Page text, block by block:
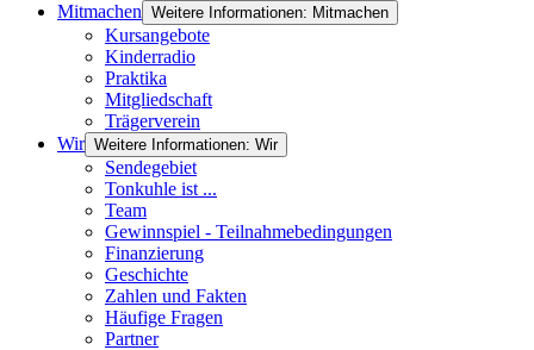
Mitmachen Weitere Informationen: Mitmachen
Kursangebote
Kinderradio
Praktika
Mitgliedschaft
Trägerverein
Wir Weitere Informationen: Wir
Sendegebiet
Tonkuhle ist ...
Team
Gewinnspiel - Teilnahmebedingungen
Finanzierung
Geschichte
Zahlen und Fakten
Häufige Fragen
Partner